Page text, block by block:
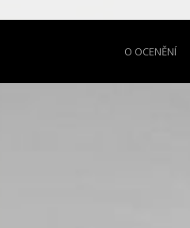
O OCENĚNÍ